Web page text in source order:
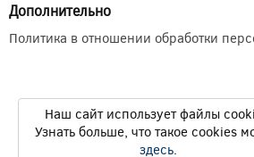
Дополнительно
Политика в отношении обработки
Наш сайт использует файлы
Узнать больше, что такое cookies
здесь.